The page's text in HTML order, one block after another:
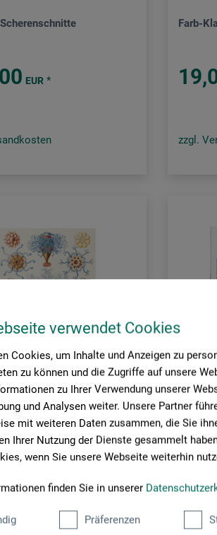
verwendet Cookies
Cookies, um Inhalte und Anzeigen zu
zu können und die Zugriffe auf unsere
zu Ihrer Verwendung unserer
und Analysen weiter. Unsere Partner
mit weiteren Daten zusammen, die Sie
Ihrer Nutzung der Dienste gesammelt
wenn Sie unsere Webseite weiterhin
finden Sie in unserer
Präferenzen
EUR *
Farb-
zzgl.
EUR
Taschen